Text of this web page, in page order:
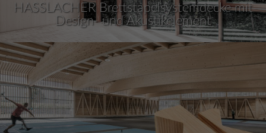
HASSLACHER Brettstapelsystemdecke mit
Design- und Akustikelement